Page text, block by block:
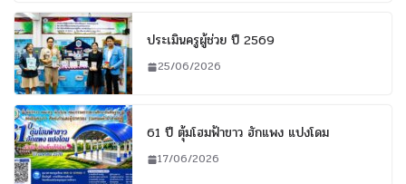
ประเมินครูผู้ช่วย ปี 2569
25/06/2026
61 ปี ตุ้มโฮมฟ้าขาว ฮักแพง แปงโดม
17/06/2026